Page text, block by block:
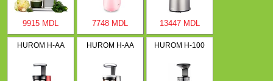
9915 MDL 7748 MDL 13447 MDL
HUROM H-AA HUROM H-AA HUROM H-100